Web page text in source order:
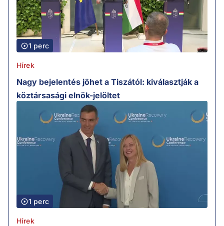
1 perc
Hírek
Nagy bejelentés jöhet a Tiszától: kiválasztják a
köztársasági elnök-jelöltet
1 perc
Hírek